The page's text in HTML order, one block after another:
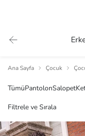
Ana Sayfa Çocuk
TümüPantolonSalopet
Filtrele ve Sırala